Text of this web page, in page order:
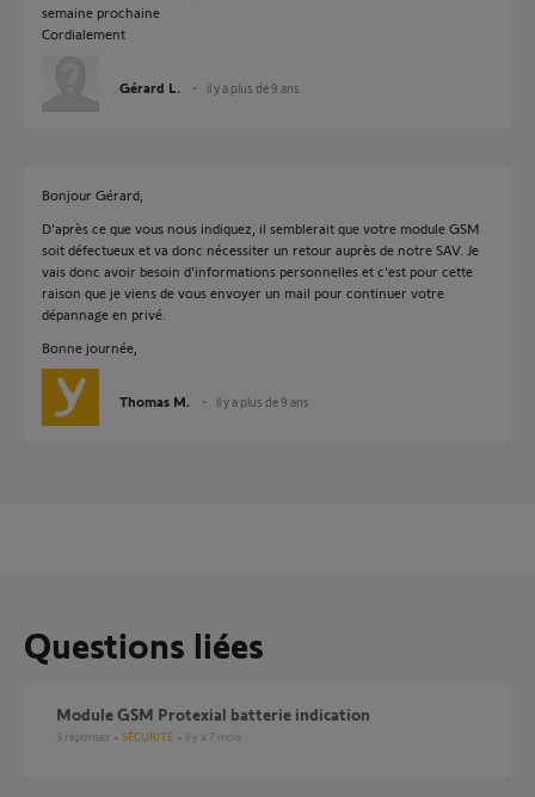
semaine prochaine
Cordialement
Gérard L. il y a plus de 9 ans
Bonjour Gérard,
D'après ce que vous nous indiquez, il semblerait que votre module GSM
soit défectueux et va donc nécessiter un retour auprès de notre SAV. Je
vais donc avoir besoin d'informations personnelles et c'est pour cette
raison que je viens de vous envoyer un mail pour continuer votre
dépannage en privé.
Bonne journée,
Thomas M. il y a plus de 9 ans
Questions liées
Module GSM Protexial batterie indication
3 réponses SÉCURITÉ il y a 7 mois